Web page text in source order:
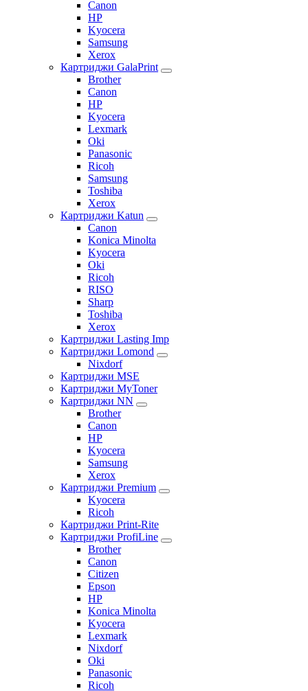
Canon
HP
Kyocera
Samsung
Xerox
Картриджи GalaPrint
Brother
Canon
HP
Kyocera
Lexmark
Oki
Panasonic
Ricoh
Samsung
Toshiba
Xerox
Картриджи Katun
Canon
Konica Minolta
Kyocera
Oki
Ricoh
RISO
Sharp
Toshiba
Xerox
Картриджи Lasting Imp
Картриджи Lomond
Nixdorf
Картриджи MSE
Картриджи MyToner
Картриджи NN
Brother
Canon
HP
Kyocera
Samsung
Xerox
Картриджи Premium
Kyocera
Ricoh
Картриджи Print-Rite
Картриджи ProfiLine
Brother
Canon
Citizen
Epson
HP
Konica Minolta
Kyocera
Lexmark
Nixdorf
Oki
Panasonic
Ricoh